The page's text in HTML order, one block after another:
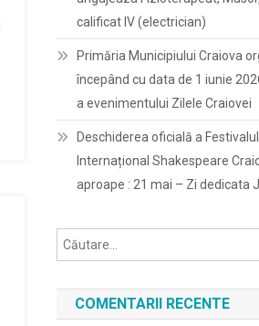
calificat IV (electrician)
Primăria Municipiului Craiova
începând cu data de 1 iunie
a evenimentului Zilele Craiovei
Deschiderea oficială a
Internațional Shakespeare
aproape : 21 mai – Zi dedicata
COMENTARII RECENTE